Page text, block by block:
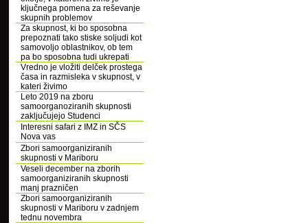
ključnega pomena za reševanje
skupnih problemov
Za skupnost, ki bo sposobna
prepoznati tako stiske soljudi kot
samovoljo oblastnikov, ob tem
pa bo sposobna tudi ukrepati
Vredno je vložiti delček prostega
časa in razmisleka v skupnost, v
kateri živimo
Leto 2019 na zboru
samoorganoziranih skupnosti
zaključujejo Studenci
Interesni safari z IMZ in SČS
Nova vas
Zbori samoorganiziranih
skupnosti v Mariboru
Veseli december na zborih
samoorganiziranih skupnosti
manj prazničen
Zbori samoorganiziranih
skupnosti v Mariboru v zadnjem
tednu novembra